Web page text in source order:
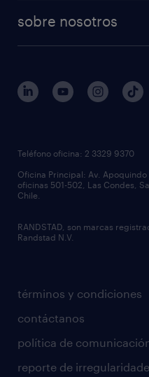
sobre nosotros
términos y condiciones
contáctanos
política de
reporte de
Teléfono oficina: 2 3329 9370
Oficina Principal: Av. Apoquindo
oficinas 501-502, Las Condes,
Chile.
RANDSTAD, son marcas
Randstad N.V.